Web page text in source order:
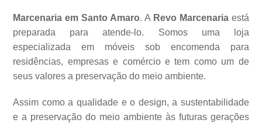
Marcenaria em Santo Amaro. A Revo Marcenariaestá
preparada para atende-lo. Somos uma loja
especializada em móveis sob encomenda para
residências, empresas e comércio e tem como um de
seus valores a preservação do meio ambiente.
Assim como a qualidade e o design, a sustentabilidade
e a preservação do meio ambiente às futuras gerações